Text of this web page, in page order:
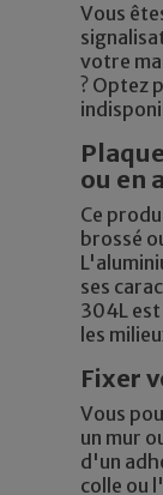
Vous
votre
? Optez
ou en
Ce
brossé
ses
304L
les
Fixer
Vous
un mur
d'un
colle ou